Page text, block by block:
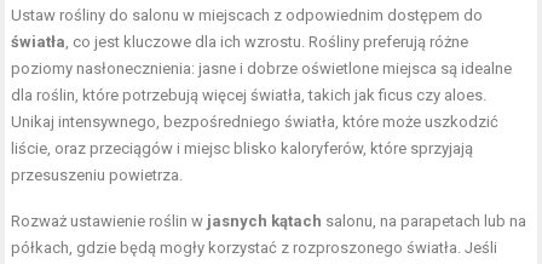
Ustaw rośliny do salonu w miejscach z odpowiednim dostępem do
światła, co jest kluczowe dla ich wzrostu. Rośliny preferują różne
poziomy nasłonecznienia: jasne i dobrze oświetlone miejsca są idealne
dla roślin, które potrzebują więcej światła, takich jak ficus czy aloes.
Unikaj intensywnego, bezpośredniego światła, które może uszkodzić
liście, oraz przeciągów i miejsc blisko kaloryferów, które sprzyjają
przesuszeniu powietrza.
Rozważ ustawienie roślin w jasnych kątach salonu, na parapetach lub na
półkach, gdzie będą mogły korzystać z rozproszonego światła. Jeśli